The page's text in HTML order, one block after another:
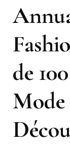
de
Mode